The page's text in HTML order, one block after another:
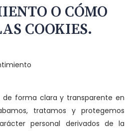
O CÓMO
COOKIES.
de forma clara y transparente en
tratamos y protegemos
personal derivados de la